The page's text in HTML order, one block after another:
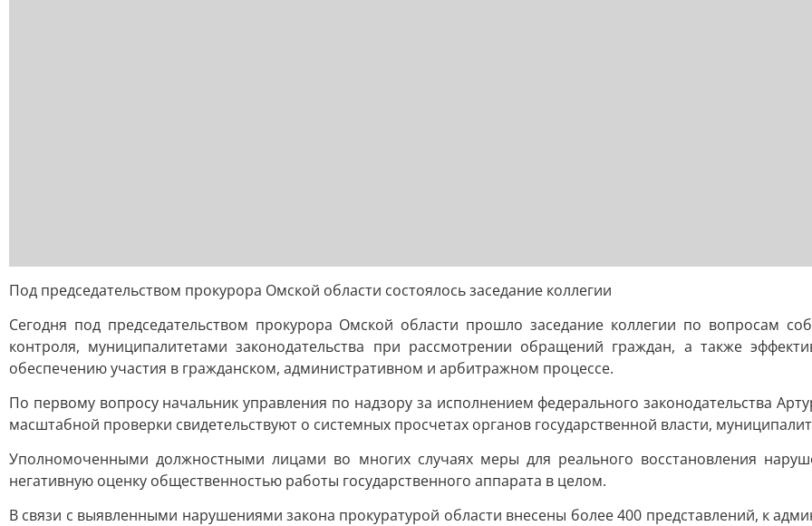
Под председательством прокурора Омской области состоялось заседание коллегии
Сегодня под председательством прокурора Омской области прошло заседание коллегии по вопросам
контроля, муниципалитетами законодательства при рассмотрении обращений граждан, а также
обеспечению участия в гражданском, административном и арбитражном процессе.
По первому вопросу начальник управления по надзору за исполнением федерального законодательства
масштабной проверки свидетельствуют о системных просчетах органов государственной власти,
Уполномоченными должностными лицами во многих случаях меры для реального восстановления
негативную оценку общественностью работы государственного аппарата в целом.
В связи с выявленными нарушениями закона прокуратурой области внесены более 400 представлений, к